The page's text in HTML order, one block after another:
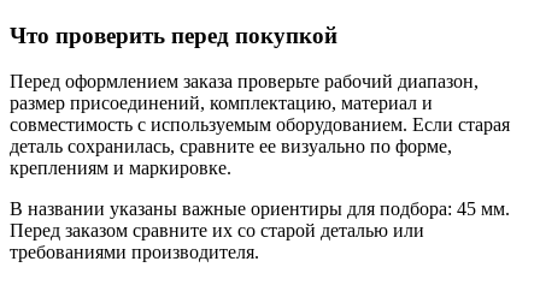
Что проверить перед покупкой
Перед оформлением заказа проверьте рабочий диапазон,
размер присоединений, комплектацию, материал и
совместимость с используемым оборудованием. Если старая
деталь сохранилась, сравните ее визуально по форме,
креплениям и маркировке.
В названии указаны важные ориентиры для подбора: 45 мм.
Перед заказом сравните их со старой деталью или
требованиями производителя.